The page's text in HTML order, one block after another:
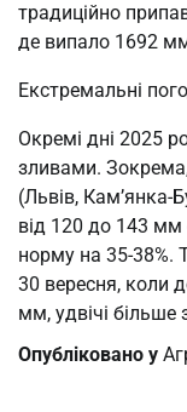
традиційно
де випало 1692
Екстремальні
Окремі дні 2025
зливами. Зокрема,
(Львів, Кам’янка-
від 120 до 143
норму на 35-38%.
30 вересня, коли
мм, удвічі більше
Опубліковано у